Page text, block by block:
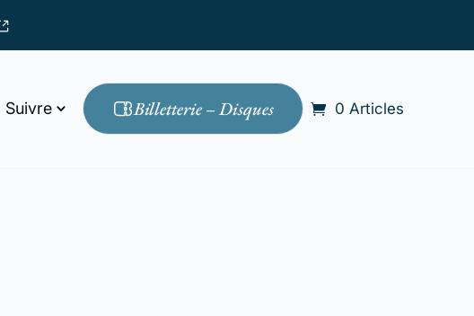
Suivre Billetterie – Disques 0 Articles